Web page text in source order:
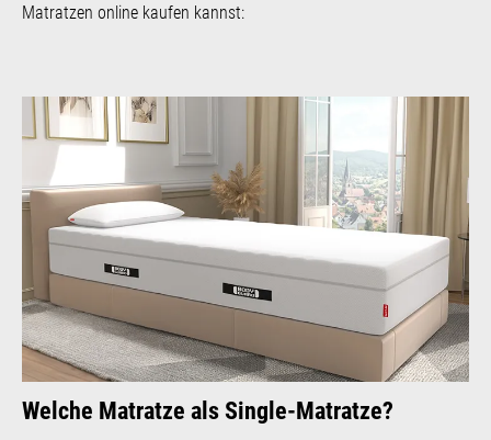
Matratzen online kaufen kannst:
Welche Matratze als Single-Matratze?